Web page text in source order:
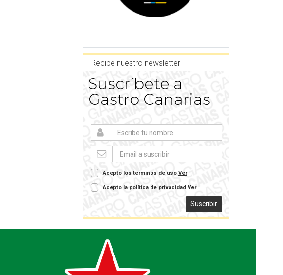
Recibe nuestro newsletter
Suscríbete a
Gastro Canarias
Acepto los terminos de uso Ver
Acepto la política de privacidad Ver
Suscribir